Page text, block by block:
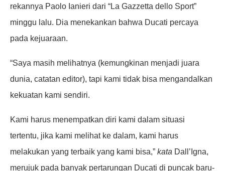
rekannya Paolo Ianieri dari “La Gazzetta dello Sport”
minggu lalu. Dia menekankan bahwa Ducati percaya
pada kejuaraan.
“Saya masih melihatnya (kemungkinan menjadi juara
dunia, catatan editor), tapi kami tidak bisa mengandalkan
kekuatan kami sendiri.
Kami harus menempatkan diri kami dalam situasi
tertentu, jika kami melihat ke dalam, kami harus
melakukan yang terbaik yang kami bisa,” kata Dall’Igna,
merujuk pada banyak pertarungan Ducati di puncak baru-